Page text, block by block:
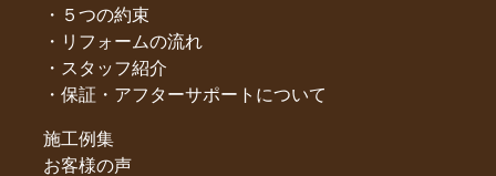
５つの約束
リフォームの流れ
スタッフ紹介
保証・アフターサポートについて
施工例集
お客様の声